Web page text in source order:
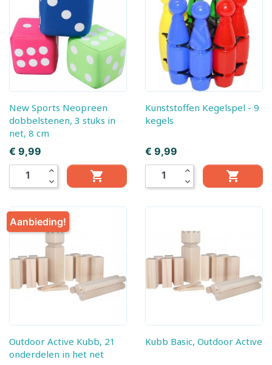
New Sports Neopreen
dobbelstenen, 3 stuks in
net, 8 cm
Prijs
€ 9,99
expand_less
expand_more

Kunststoffen Kegelspel - 9
kegels
Prijs
€ 9,99
expand_less
expand_more

Outdoor Active Kubb, 21
onderdelen in het net
Aanbieding!
Kubb Basic, Outdoor Active